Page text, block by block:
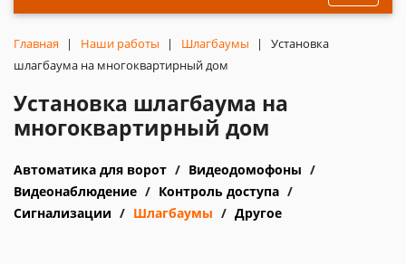
Главная Наши работы Шлагбаумы
Установка
шлагбаума на многоквартирный дом
Установка шлагбаума на
многоквартирный дом
Автоматика для ворот
Видеодомофоны
Видеонаблюдение
Контроль доступа
Сигнализации
Шлагбаумы Другое